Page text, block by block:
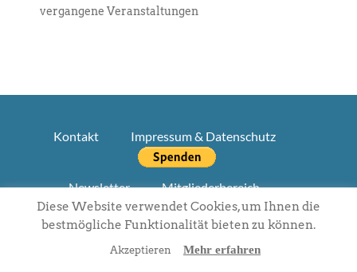
vergangene Veranstaltungen
Kontakt Impressum & Datenschutz
Newsletter Mitgliederbereich
Diese Website verwendet Cookies, um Ihnen die
bestmögliche Funktionalität bieten zu können.
Akzeptieren Mehr erfahren